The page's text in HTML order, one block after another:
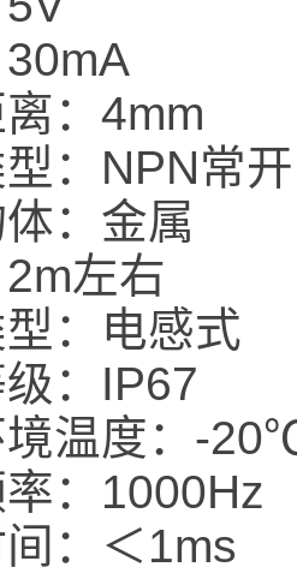
：4mm
：NPN常
：金属
左右
：电感式
：IP67
境温度：-
：1000Hz
：＜1ms